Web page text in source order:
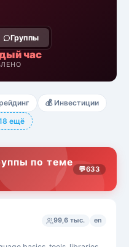
Группы
час
💰 Инвестиции
ещё
по теме
💬633
99,6 тыс. en